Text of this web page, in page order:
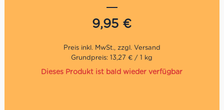
kleine Versuchung zwischendurch. Ideal für Pistazienfans
und für diejenigen, die eine Abwechslung zum
klassischen Panettone mit Rosinen und kandierten
Traditionelles Geschenk zu Weihnachten
Direkt aus Italien
9,95 €
Grundpreis: 13,27 € / 1 kg
Dieses Produkt ist bald wieder verfügbar